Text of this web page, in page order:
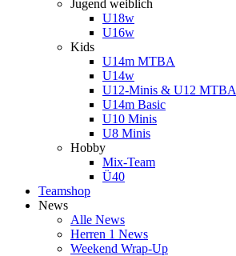
Jugend weiblich
U18w
U16w
Kids
U14m MTBA
U14w
U12-Minis & U12 MTBA
U14m Basic
U10 Minis
U8 Minis
Hobby
Mix-Team
Ü40
Teamshop
News
Alle News
Herren 1 News
Weekend Wrap-Up